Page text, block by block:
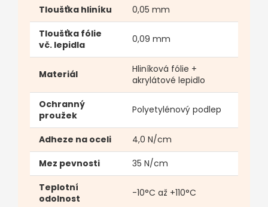
Tloušťka hliníku
0,05 mm
Tloušťka fólie
vč. lepidla
0,09 mm
Materiál
Hliníková fólie +
akrylátové lepidlo
Ochranný
proužek
Polyetylénový podlep
Adheze na oceli
4,0 N/cm
Mez pevnosti
35 N/cm
Teplotní
odolnost
-10°C až +110°C